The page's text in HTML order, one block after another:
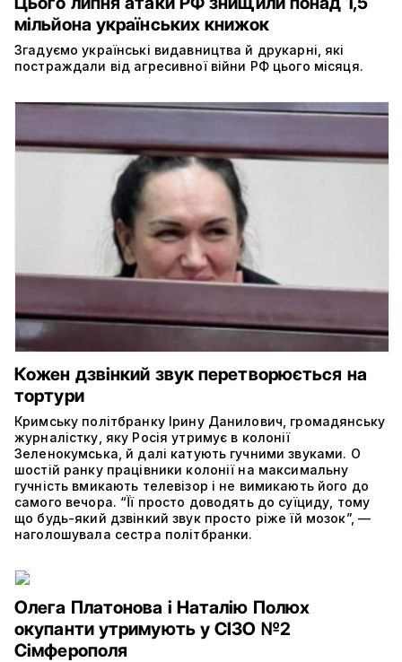
мільйона українських книжок
Згадуємо українські видавництва й друкарні, які
постраждали від агресивної війни РФ цього місяця.
Кожен дзвінкий звук перетворюється на
тортури
Кримську політбранку Ірину Данилович, громадянську
журналістку, яку Росія утримує в колонії
Зеленокумська, й далі катують гучними звуками. О
шостій ранку працівники колонії на максимальну
гучність вмикають телевізор і не вимикають його до
самого вечора. “Її просто доводять до суїциду, тому
що будь-який дзвінкий звук просто ріже їй мозок”, —
наголошувала сестра політбранки.
Олега Платонова і Наталію Полюх
окупанти утримують у СІЗО №2
Сімферополя